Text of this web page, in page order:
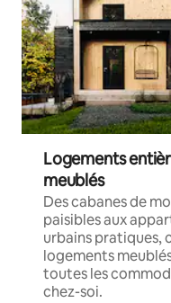
Logements
meublés
Des cabanes de
paisibles aux
urbains pratiques,
logements
toutes les
chez-soi.